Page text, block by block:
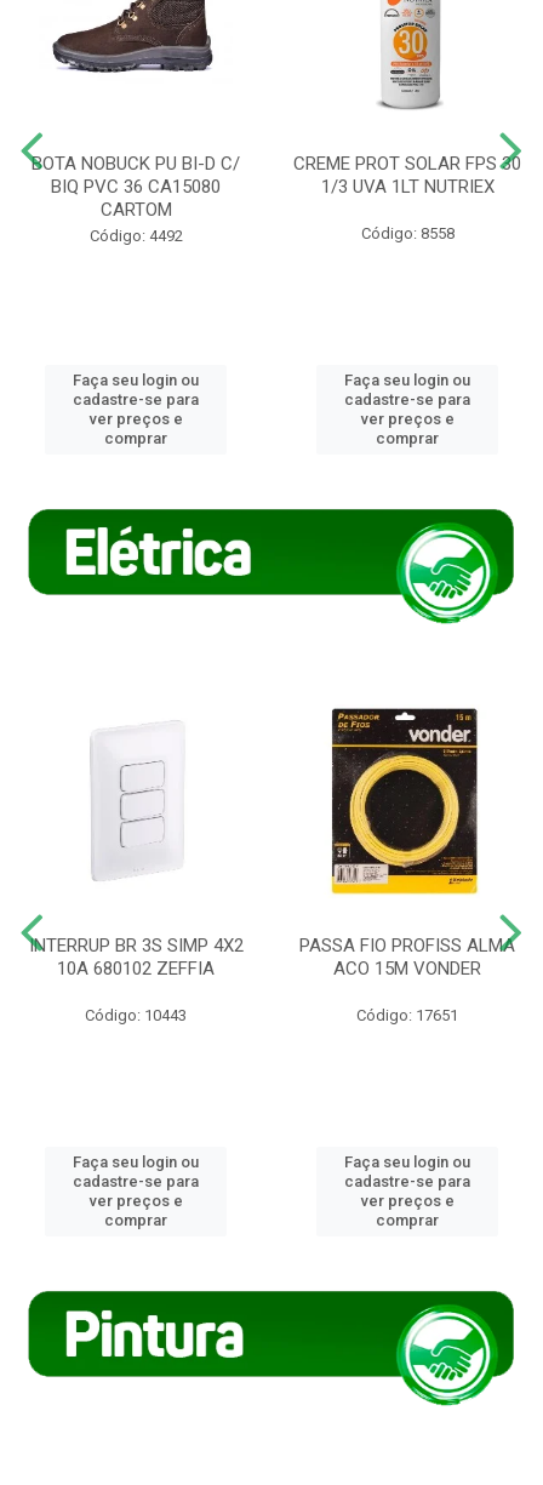
BOTA NOBUCK PU BI-D C/
BIQ PVC 36 CA15080
CARTOM
Código: 4492
Faça seu login ou
cadastre-se para
ver preços e
comprar
CREME PROT SOLAR FPS 30
1/3 UVA 1LT NUTRIEX
Código: 8558
Faça seu login ou
cadastre-se para
ver preços e
comprar
INTERRUP BR 3S SIMP 4X2
10A 680102 ZEFFIA
Código: 10443
Faça seu login ou
cadastre-se para
ver preços e
comprar
PASSA FIO PROFISS ALMA
ACO 15M VONDER
Código: 17651
Faça seu login ou
cadastre-se para
ver preços e
comprar